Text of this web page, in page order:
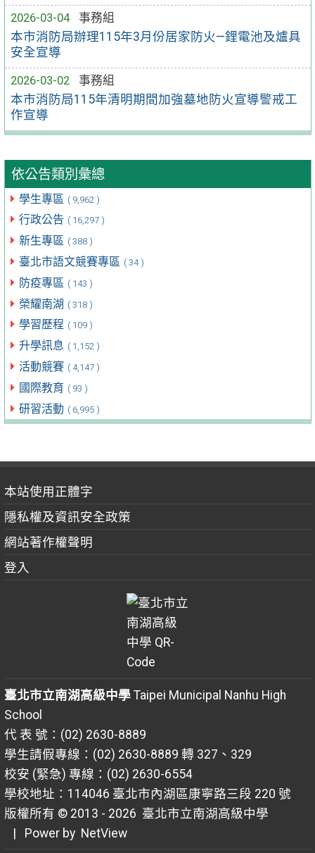
2026-03-04
事務組
本市消防局辦理115年3月份居家防火—鋰電池及爐具
安全宣導
2026-03-02
事務組
本市消防局115年清明期間加強墓地防火宣導警戒工
作宣導
依公告類別彙總
學生專區 ( 9,962 )
行政公告 ( 16,297 )
新生專區 ( 388 )
臺北市語文競賽專區 ( 34 )
防疫專區 ( 143 )
榮耀南湖 ( 318 )
學習歷程 ( 109 )
升學訊息 ( 1,152 )
活動競賽 ( 4,147 )
國際教育 ( 93 )
研習活動 ( 6,995 )
本站使用正體字
隱私權及資訊安全政策
網站著作權聲明
登入
臺北市立南湖高級中學Taipei Municipal Nanhu High
School
代 表 號：(02) 2630-8889
學生請假專線：(02) 2630-8889 轉 327、329
校安 (緊急) 專線：(02) 2630-6554
學校地址：114046 臺北市內湖區康寧路三段 220 號
版權所有 © 2013 - 2026 臺北市立南湖高級中學
| Power by NetView